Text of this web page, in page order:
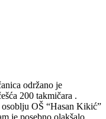
održano je
200 takmičara .
OŠ “Hasan Kikić”